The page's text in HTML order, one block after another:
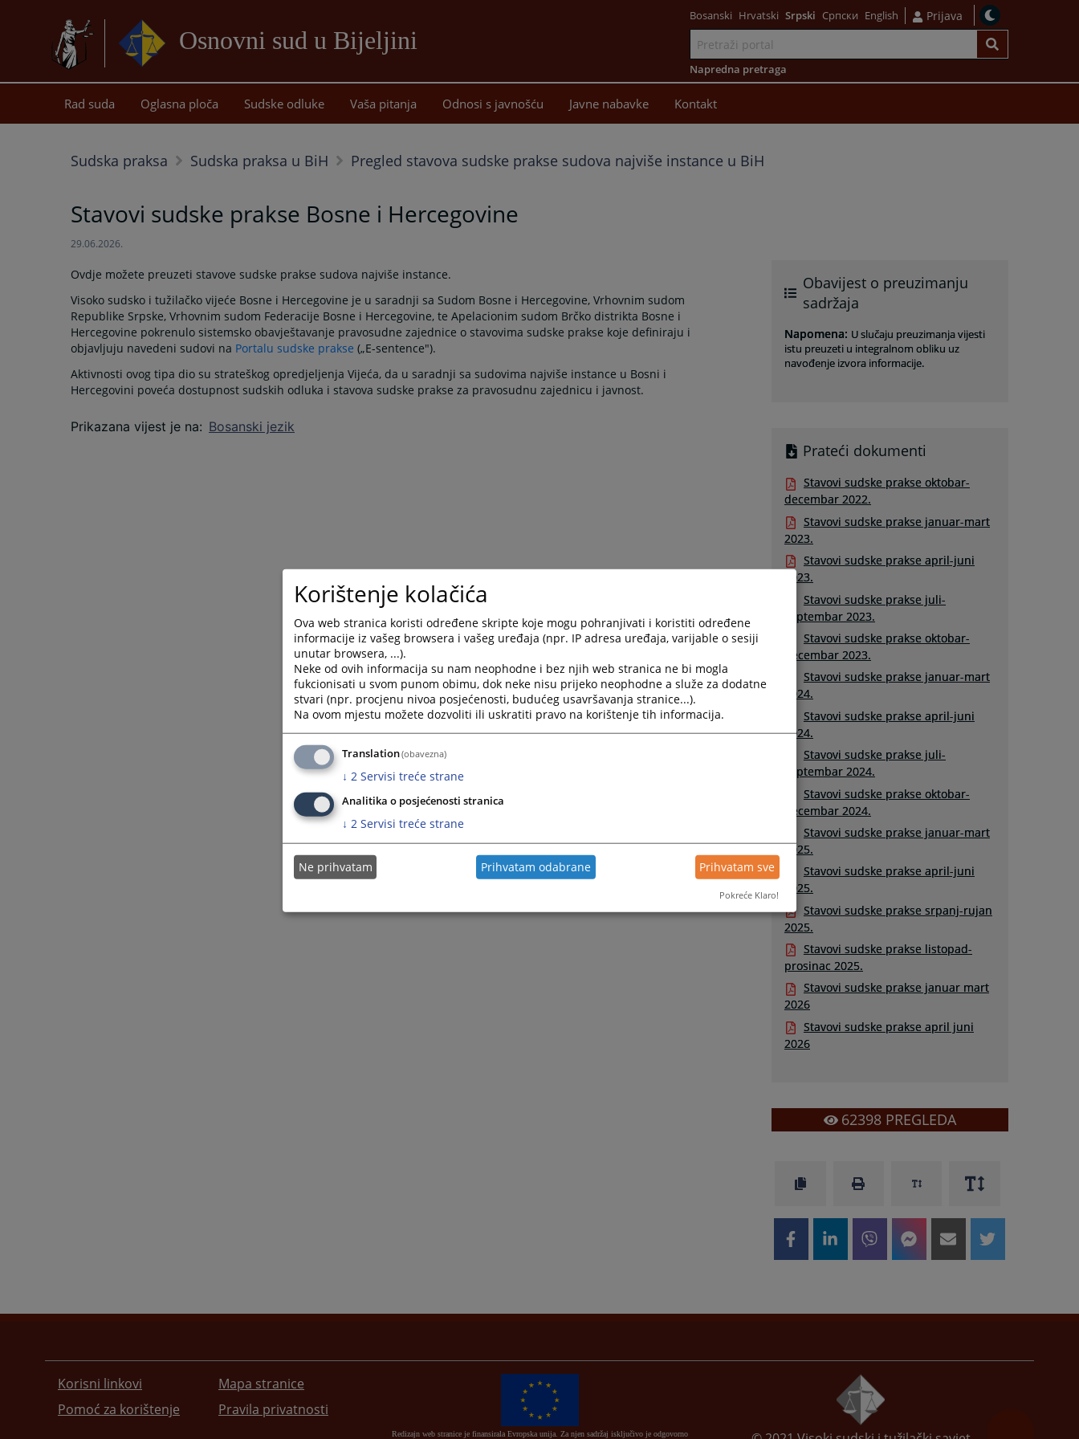
Osnovni sud u Bijeljini
sadržaj
Bosanski Hrvatski Srpski Српски English Prijava
Napredna pretraga
Rad suda Oglasna ploča Sudske odluke Vaša pitanja Odnosi s javnošću Javne nabavke Kontakt
Sudska praksa Sudska praksa u BiH Pregled stavova sudske prakse sudova najviše instance u BiH
Stavovi sudske prakse Bosne i Hercegovine
29.06.2026.
Ovdje možete preuzeti stavove sudske prakse sudova najviše instance.
Visoko sudsko i tužilačko vijeće Bosne i Hercegovine je u saradnji sa Sudom Bosne i Hercegovine, Vrhovnim sudom
Republike Srpske, Vrhovnim sudom Federacije Bosne i Hercegovine, te Apelacionim sudom Brčko distrikta Bosne i
Hercegovine pokrenulo sistemsko obavještavanje pravosudne zajednice o stavovima sudske prakse koje definiraju i
objavljuju navedeni sudovi na Portalu sudske prakse („E-sentence").
Aktivnosti ovog tipa dio su strateškog opredjeljenja Vijeća, da u saradnji sa sudovima najviše instance u Bosni i
Hercegovini poveća dostupnost sudskih odluka i stavova sudske prakse za pravosudnu zajednicu i javnost.
Prikazana vijest je na: Bosanski jezik
Obavijest o preuzimanju
sadržaja
Napomena: U slučaju preuzimanja vijesti
istu preuzeti u integralnom obliku uz
navođenje izvora informacije.
Prateći dokumenti
Stavovi sudske prakse oktobar-
decembar 2022.
Stavovi sudske prakse januar-mart
2023.
Stavovi sudske prakse april-juni
2023.
Stavovi sudske prakse juli-
septembar 2023.
Stavovi sudske prakse oktobar-
decembar 2023.
Stavovi sudske prakse januar-mart
2024.
Stavovi sudske prakse april-juni
2024.
Stavovi sudske prakse juli-
septembar 2024.
Stavovi sudske prakse oktobar-
decembar 2024.
Stavovi sudske prakse januar-mart
2025.
Stavovi sudske prakse april-juni
2025.
Stavovi sudske prakse srpanj-rujan
2025.
Stavovi sudske prakse listopad-
prosinac 2025.
Stavovi sudske prakse januar mart
2026
Stavovi sudske prakse april juni
2026
62398PREGLEDA
Korisni linkovi
Pomoć za korištenje
Mapa stranice
Pravila privatnosti
Redizajn web stranice je finansirala Evropska unija. Za njen sadržaj isključivo je odgovorno
Korištenje kolačića
Ova web stranica koristi određene skripte koje mogu pohranjivati i koristiti određene
informacije iz vašeg browsera i vašeg uređaja (npr. IP adresa uređaja, varijable o sesiji
unutar browsera, ...).
Neke od ovih informacija su nam neophodne i bez njih web stranica ne bi mogla
fukcionisati u svom punom obimu, dok neke nisu prijeko neophodne a služe za dodatne
stvari (npr. procjenu nivoa posjećenosti, budućeg usavršavanja stranice...).
Na ovom mjestu možete dozvoliti ili uskratiti pravo na korištenje tih informacija.
Translation(obavezna)
↓ 2 Servisi treće strane
Analitika o posjećenosti stranica
↓ 2 Servisi treće strane
Ne prihvatam Prihvatam odabrane Prihvatam sve
Pokreće Klaro!